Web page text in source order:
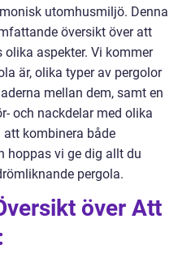
utomhusmiljö. Denna
översikt över att
olika aspekter. Vi kommer
är, olika typer av pergolor
mellan dem, samt en
och nackdelar med olika
kombinera både
hoppas vi ge dig allt du
pergola.
över Att